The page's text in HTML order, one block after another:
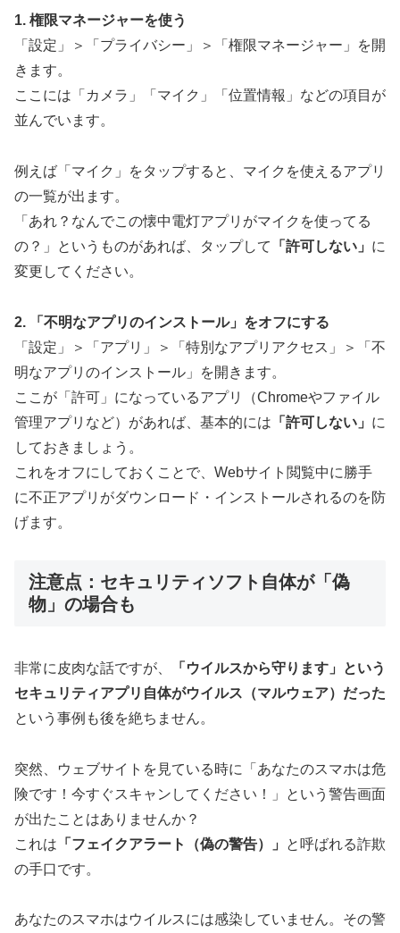
1. 権限マネージャーを使う
「設定」＞「プライバシー」＞「権限マネージャー」を開
きます。
ここには「カメラ」「マイク」「位置情報」などの項目が
並んでいます。
例えば「マイク」をタップすると、マイクを使えるアプリ
の一覧が出ます。
「あれ？なんでこの懐中電灯アプリがマイクを使ってる
の？」というものがあれば、タップして
「許可しない」 に
変更してください。
2. 「不明なアプリのインストール」をオフにする
「設定」＞「アプリ」＞「特別なアプリアクセス」＞「不
明なアプリのインストール」を開きます。
ここが「許可」になっているアプリ（Chromeやファイル
管理アプリなど）があれば、基本的には 「許可しない」 に
しておきましょう。
これをオフにしておくことで、Webサイト閲覧中に勝手
に不正アプリがダウンロード・インストールされるのを防
げます。
注意点：セキュリティソフト自体が「偽
物」の場合も
非常に皮肉な話ですが、
「ウイルスから守ります」という
セキュリティアプリ自体がウイルス（マルウェア）だった
という事例も後を絶ちません。
突然、ウェブサイトを見ている時に「あなたのスマホは危
険です！今すぐスキャンしてください！」という警告画面
が出たことはありませんか？
これは 「フェイクアラート（偽の警告）」
と呼ばれる詐欺
の手口です。
あなたのスマホはウイルスには感染していません。その警